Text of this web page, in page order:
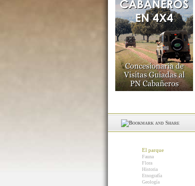
El parque
Fauna
Flora
Historia
Etnografía
Geología